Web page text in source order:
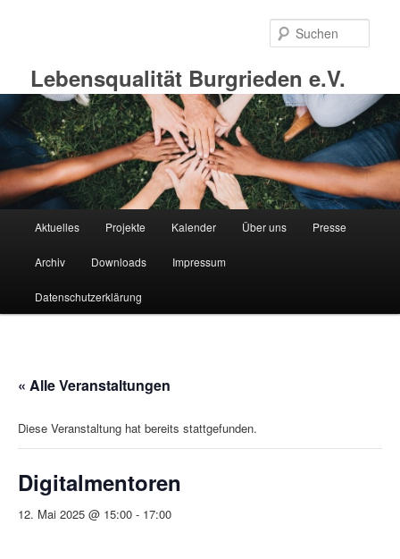
Lebensqualität Burgrieden e.V.
Aktuelles Projekte Kalender Über uns Presse
Archiv Downloads Impressum
Datenschutzerklärung
« Alle Veranstaltungen
Diese Veranstaltung hat bereits stattgefunden.
Digitalmentoren
12. Mai 2025 @ 15:00 - 17:00